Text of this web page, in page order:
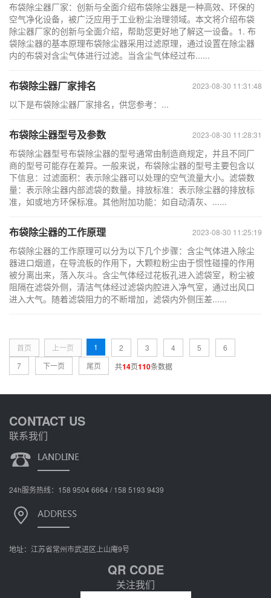
布袋除尘器厂家：创新与全面介绍布袋除尘器是一种高效、环保的
空气净化设备，被广泛应用于工业粉尘治理领域。本文将介绍布袋
除尘器厂家的创新与全面介绍，帮助您更好地了解这一设备。1. 布
袋除尘器的基本原理布袋除尘器采用过滤原理，通过设置在除尘器
内的布袋对含尘气体进行过滤。当含尘气体经过布......
2023-08-30 11:31:48
布袋除尘器厂家排名
以下是布袋除尘器厂家排名，供您参考：...
2023-08-30 11:28:31
布袋除尘器型号及参数
布袋除尘器型号布袋除尘器的型号通常由制造商规定，并且不同厂
商的型号可能存在差异。一般来说，布袋除尘器的型号主要包含以
下信息：过滤面积：表示除尘器可以处理的空气流量大小。滤袋数
量：表示除尘器内部滤袋的数量。排放标准：表示除尘器的排放标
准，如或地方环保标准。其他附加功能：如自动清灰、......
2023-08-30 11:25:19
布袋除尘器的工作原理
布袋除尘器的工作原理可以分为以下几个步骤：含尘气体进入除尘
器进口烟道，在导流板的作用下，大颗粒粉尘由于惯性碰撞的作用
被分离出来，落入灰斗。含尘气体经过花板孔进入滤袋室，粉尘被
阻隔在滤袋外侧，清洁气体经过滤袋内腔进入净气室，通过出风口
进入大气。随着滤袋阻力的不断增加，滤袋内外侧压差......
首页 上一页 1 2 3 4 5
6
7
下一页 尾页 共14页110条数据
CONTACT US
联系我们
24h服务热线：158 9504 6664 / 158 5193 9439
地址：江苏省常州市武进区上山庵9号
QR CODE
关注我们